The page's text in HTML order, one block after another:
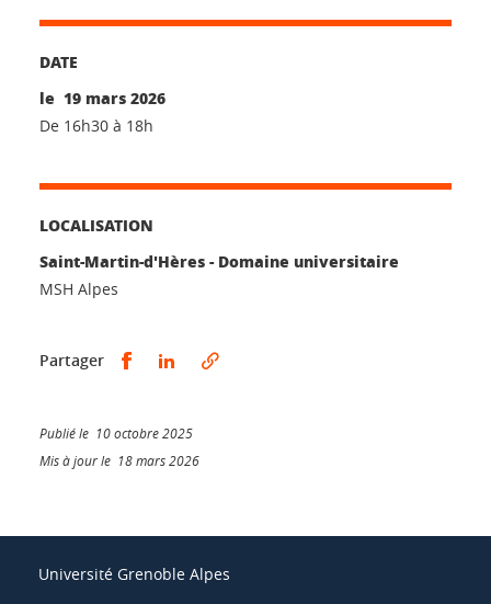
DATE
le 19 mars 2026
De 16h30 à 18h
LOCALISATION
Saint-Martin-d'Hères - Domaine universitaire
MSH Alpes
Partager Partager sur Facebook
Partager sur LinkedIn
Publié le 10 octobre 2025
Mis à jour le 18 mars 2026
Université Grenoble Alpes